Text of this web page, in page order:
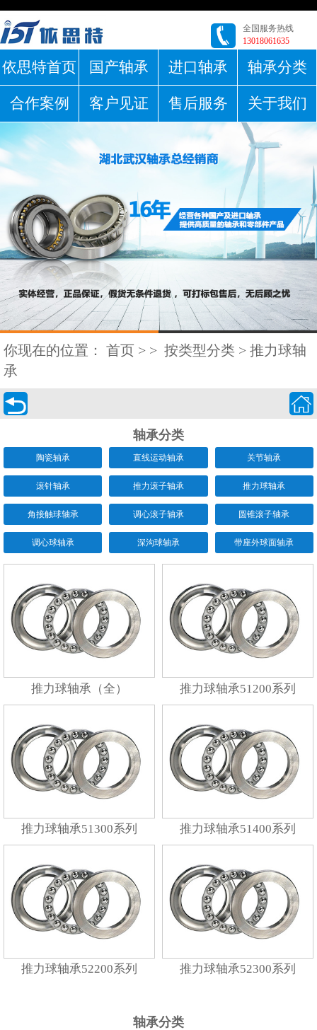
全国服务热线
13018061635
依思特首页 国产轴承 进口轴承 轴承分类
合作案例 客户见证 售后服务 关于我们
你现在的位置： 首页 > > 按类型分类 > 推力球轴
承
 
轴承分类
陶瓷轴承 直线运动轴承 关节轴承
滚针轴承 推力滚子轴承 推力球轴承
角接触球轴承 调心滚子轴承 圆锥滚子轴承
调心球轴承 深沟球轴承 带座外球面轴承
推力球轴承（全） 推力球轴承51200系列
推力球轴承51300系列 推力球轴承51400系列
推力球轴承52200系列 推力球轴承52300系列
轴承分类